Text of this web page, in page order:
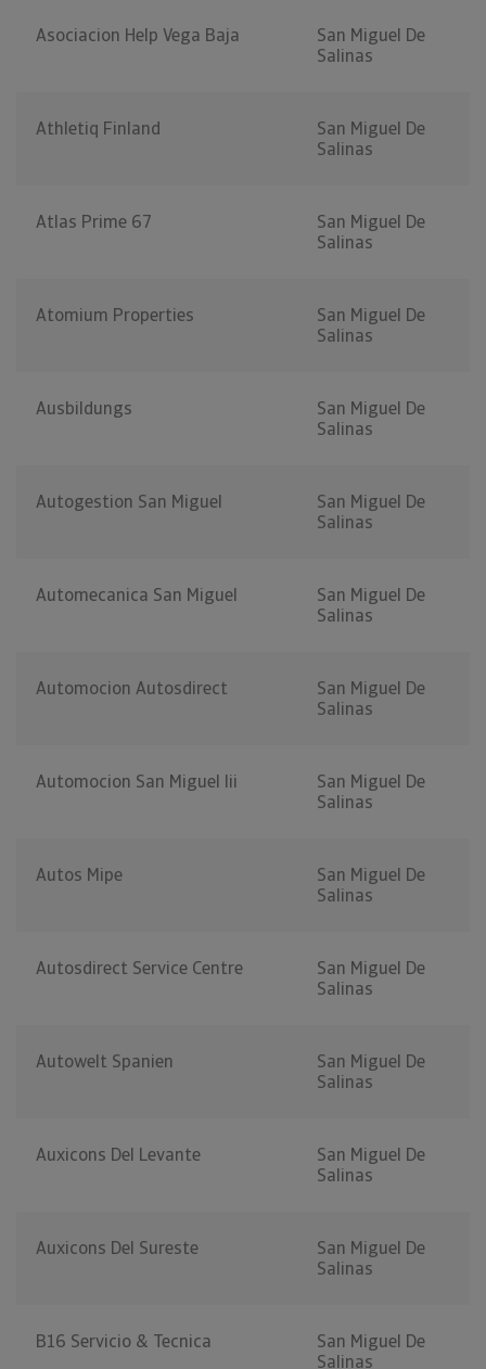
Asociacion Help Vega Baja
San Miguel De
Salinas
Athletiq Finland
San Miguel De
Salinas
Atlas Prime 67
San Miguel De
Salinas
Atomium Properties
San Miguel De
Salinas
Ausbildungs
San Miguel De
Salinas
Autogestion San Miguel
San Miguel De
Salinas
Automecanica San Miguel
San Miguel De
Salinas
Automocion Autosdirect
San Miguel De
Salinas
Automocion San Miguel Iii
San Miguel De
Salinas
Autos Mipe
San Miguel De
Salinas
Autosdirect Service Centre
San Miguel De
Salinas
Autowelt Spanien
San Miguel De
Salinas
Auxicons Del Levante
San Miguel De
Salinas
Auxicons Del Sureste
San Miguel De
Salinas
B16 Servicio & Tecnica
San Miguel De
Salinas